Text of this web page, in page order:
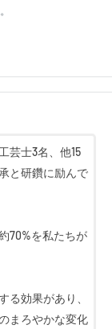
芸士3名、他15
と研鑽に励んで
70%を私たちが
る効果があり、
まろやかな変化